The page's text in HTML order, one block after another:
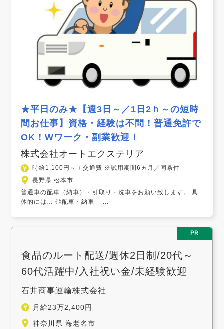
★平日のみ★【週3日～／1日2ｈ～の短時
間お仕事】資格・経験は不問！普通免許で
OK！Wワーク・副業歓迎！
株式会社オートエクステリア
時給1,100円～＋交通費 ※試用期間6ヵ月／同条件
長野県 松本市
普通車の配車（納車）・引取り・洗車をお願い致します。 具
体的には… ◎配車・納車 ...
PR
食品のルート配送/週休2日制/20代～
60代活躍中/入社祝い金/未経験歓迎
石井商事運輸株式会社
月給23万2,400円
神奈川県 海老名市